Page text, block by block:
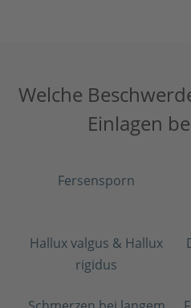
Welche
Einlagen
Fersensporn
Hallux valgus & Hallux
rigidus